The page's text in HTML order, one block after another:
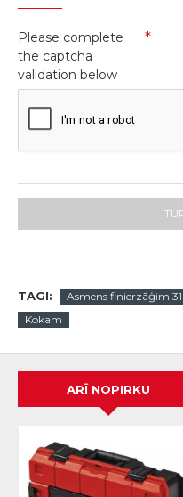
Please complete
the captcha
validation below
TAGI: Asmens finierzāģim
Kokam
ARĪ NOPIRKU